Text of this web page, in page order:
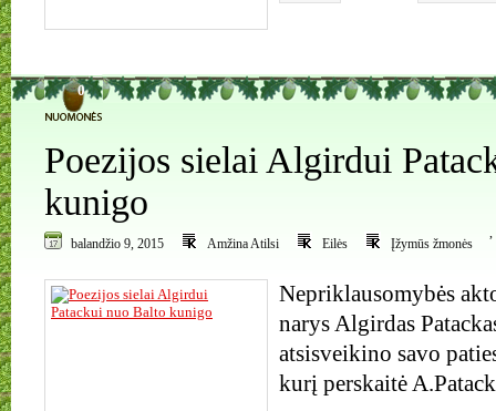
0
Poezijos sielai Algirdui
kunigo
balandžio 9, 2015 Amžina Atilsi
,
Eilės Įžymūs žmonės
Nepriklausomybės
narys Algirdas
atsisveikino savo
kurį perskaitė